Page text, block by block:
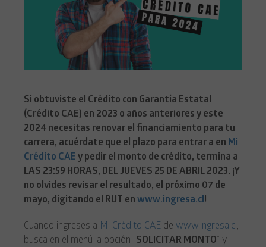
Si obtuviste el Crédito con Garantía Estatal
(Crédito CAE) en 2023 o años anteriores y este
2024 necesitas renovar el financiamiento para tu
carrera, acuérdate que el plazo para entrar a en Mi
Crédito CAE y pedir el monto de crédito, termina a
LAS 23:59 HORAS, DEL JUEVES 25 DE ABRIL 2023. ¡Y
no olvides revisar el resultado, el próximo 07 de
mayo, digitando el RUT en www.ingresa.cl!
Cuando ingreses a Mi Crédito CAE de www.ingresa.cl,
busca en el menú la opción “SOLICITAR MONTO ” y